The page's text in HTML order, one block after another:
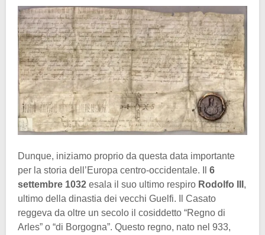
Dunque, iniziamo proprio da questa data importante
per la storia dell’Europa centro-occidentale. Il 6
settembre 1032 esala il suo ultimo respiro Rodolfo III ,
ultimo della dinastia dei vecchi Guelfi. Il Casato
reggeva da oltre un secolo il cosiddetto “Regno di
Arles” o “di Borgogna”. Questo regno, nato nel 933,